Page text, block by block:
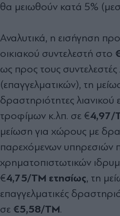
θα μειωθούν κατά 5%
Αναλυτικά, η εισήγηση
οικιακού συντελεστή στο
ως προς τους
(επαγγελματικών), τη
δραστηριότητες λιανικού
τροφίμων κ.λπ. σε €4,97/
μείωση για χώρους με
παρεχόμενων υπηρεσιών
χρηματοπιστωτικών
€4,75/TM ετησίως, τη
επαγγελματικές
σε €5,58/TM.